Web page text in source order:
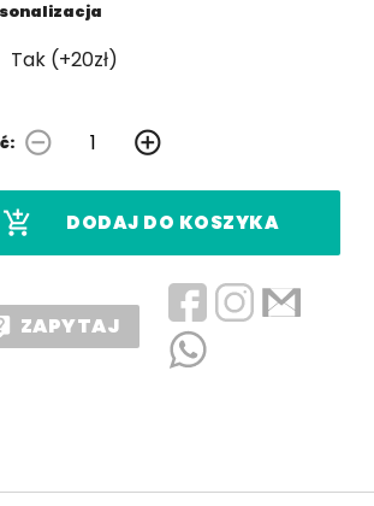
Tak (+20zł)
remove_circle_outline add_circle_outline
add_shopping_cart DODAJ DO KOSZYKA
ZAPYTAJ